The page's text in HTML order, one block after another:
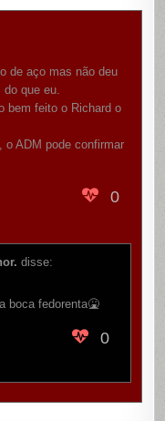
de aço mas não deu
que eu.
bem feito o Richard o
ADM pode confirmar
0
disse:
boca fedorenta🤮
0